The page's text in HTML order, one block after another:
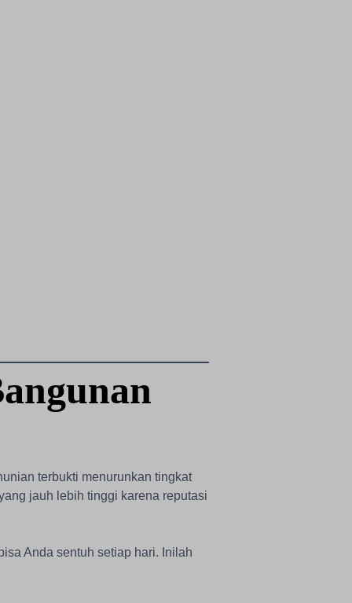
terbukti menurunkan tingkat
jauh lebih tinggi karena reputasi
Anda sentuh setiap hari. Inilah